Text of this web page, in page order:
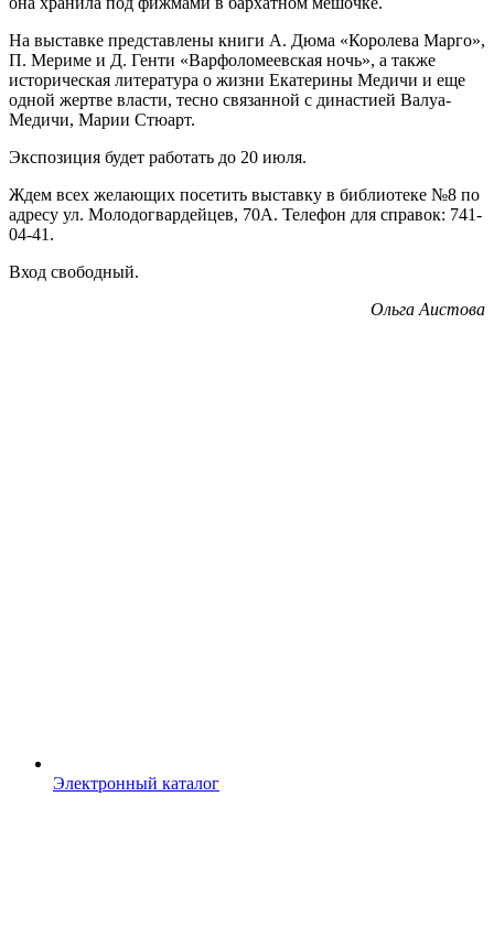
На выставке представлены книги А. Дюма «Королева Марго»,
П. Мериме и Д. Генти «Варфоломеевская ночь», а также
историческая литература о жизни Екатерины Медичи и еще
одной жертве власти, тесно связанной с династией Валуа-
Медичи, Марии Стюарт.
Экспозиция будет работать до 20 июля.
Ждем всех желающих посетить выставку в библиотеке №8 по
адресу ул. Молодогвардейцев, 70А. Телефон для справок: 741-
04-41.
Вход свободный.
Ольга Аистова
Электронный каталог